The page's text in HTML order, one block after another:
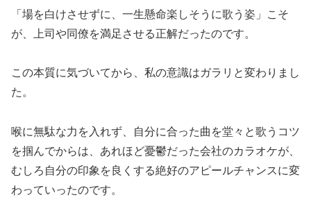
「場を白けさせずに、一生懸命楽しそうに歌う姿」こそ
が、上司や同僚を満足させる正解だったのです。
この本質に気づいてから、私の意識はガラリと変わりまし
た。
喉に無駄な力を入れず、自分に合った曲を堂々と歌うコツ
を掴んでからは、あれほど憂鬱だった会社のカラオケが、
むしろ自分の印象を良くする絶好のアピールチャンスに変
わっていったのです。